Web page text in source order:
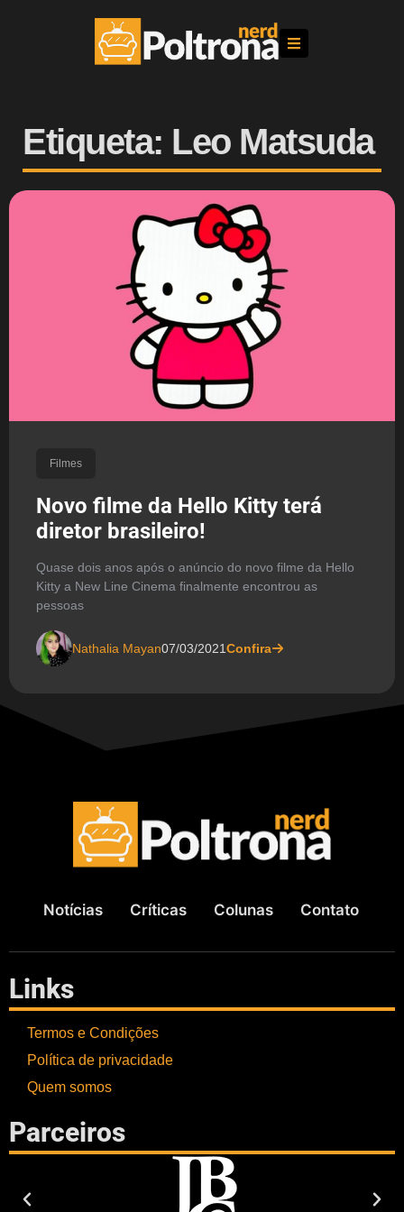
Etiqueta: Leo Matsuda
Filmes
Novo filme da Hello Kitty terá
diretor brasileiro!
Quase dois anos após o anúncio do novo filme da Hello
Kitty a New Line Cinema finalmente encontrou as
pessoas
Nathalia Mayan07/03/2021Confira
Notícias Críticas Colunas Contato
Links
Termos e Condições
Política de privacidade
Quem somos
Parceiros